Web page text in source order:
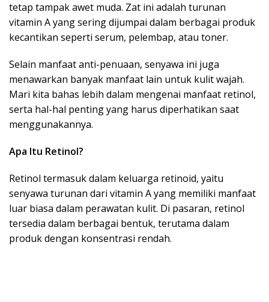
tetap tampak awet muda. Zat ini adalah turunan
vitamin A yang sering dijumpai dalam berbagai produk
kecantikan seperti serum, pelembap, atau toner.
Selain manfaat anti-penuaan, senyawa ini juga
menawarkan banyak manfaat lain untuk kulit wajah.
Mari kita bahas lebih dalam mengenai manfaat retinol,
serta hal-hal penting yang harus diperhatikan saat
menggunakannya.
Apa Itu Retinol?
Retinol termasuk dalam keluarga retinoid, yaitu
senyawa turunan dari vitamin A yang memiliki manfaat
luar biasa dalam perawatan kulit. Di pasaran, retinol
tersedia dalam berbagai bentuk, terutama dalam
produk dengan konsentrasi rendah.